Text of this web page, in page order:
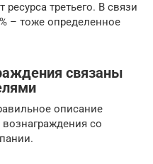
ресурса третьего. В связи
– тоже определенное
связаны
описание
вознаграждения со